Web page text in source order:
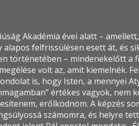
Akadémia évei alatt –
alapos felfrissülésen esett át, és
történetében – mindenekelőtt a
volt az, amit kiemelnék.
is, hogy Isten, a mennyei
értékes vagyok, nem
erőlködnöm. A képzés
számomra, és helyre